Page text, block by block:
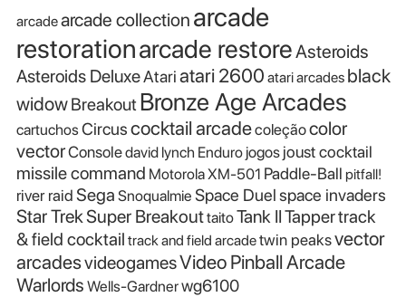
arcadearcade collection arcade
restorationarcade restoreAsteroids
Asteroids DeluxeAtariatari 2600 atari arcades black
widowBreakoutBronze Age Arcades
cartuchosCircuscocktail arcadecoleçãocolor
vectorConsoledavid lynch Enduro jogos joust cocktail
missile command Motorola XM-501 Paddle-Ball pitfall!
river raidSega Snoqualmie Space Duelspace invaders
Star TrekSuper BreakouttaitoTank IITappertrack
& field cocktail track and field arcadetwin peaksvector
arcadesvideogamesVideo Pinball Arcade
Warlords Wells-Gardnerwg6100